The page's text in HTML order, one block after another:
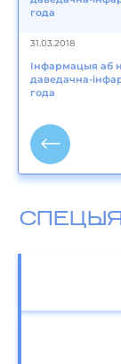
года
31.03.2018
Інфармацыя аб
даведачна-
года